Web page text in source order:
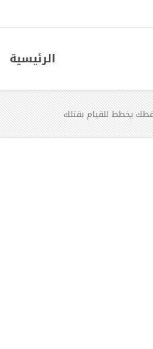
الرئيسية
يخطط للقيام بقتلك